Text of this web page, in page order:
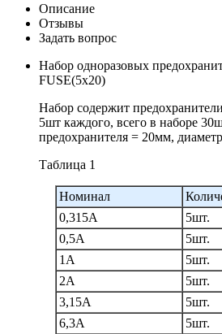
Описание
Отзывы
Задать вопрос
Набор одноразовых
FUSE(5x20)
Набор содержит
5шт каждого, всего в наборе
предохранителя = 20мм,
Таблица 1
Номинал
0,315А
5шт.
0,5А
5шт.
1А
5шт.
2А
5шт.
3,15А
5шт.
6,3А
5шт.